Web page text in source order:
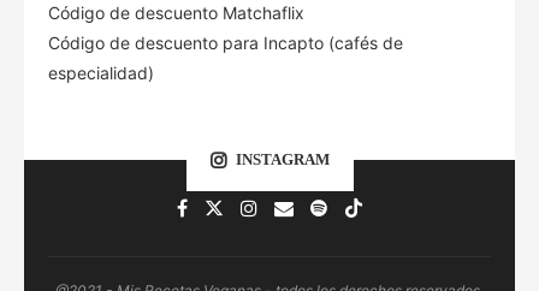
Código de descuento Matchaflix
Código de descuento para Incapto (cafés de
especialidad)
INSTAGRAM